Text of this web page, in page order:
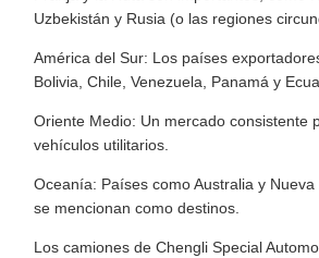
Uzbekistán y Rusia (o las regiones
América del Sur: Los países
Bolivia, Chile, Venezuela, Panamá y
Oriente Medio: Un mercado consistente
vehículos utilitarios.
Oceanía: Países como Australia y
se mencionan como destinos.
Los camiones de Chengli Special